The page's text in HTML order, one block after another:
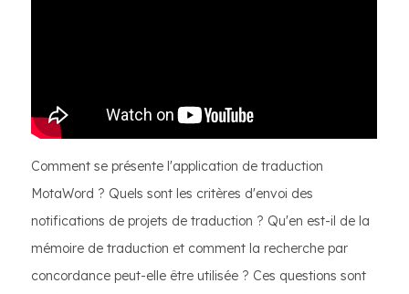
Comment se présente l'application de traduction
MotaWord ? Quels sont les critères d'envoi des
notifications de projets de traduction ? Qu'en est-il de la
mémoire de traduction et comment la recherche par
concordance peut-elle être utilisée ? Ces questions sont